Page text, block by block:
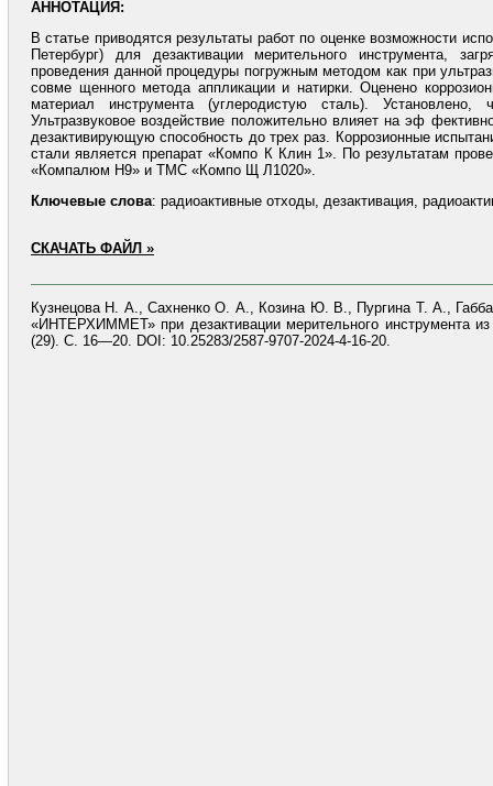
АННОТАЦИЯ:
В статье приводятся результаты работ по оценке возможности
Петербург) для дезактивации мерительного инструмента,
проведения данной процедуры погружным методом как при
совме щенного метода аппликации и натирки. Оценено
материал инструмента (углеродистую сталь).
Ультразвуковое воздействие положительно влияет на эф
дезактивирующую способность до трех раз. Коррозионные
стали является препарат «Компо К Клин 1». По результатам
«Компалюм Н9» и ТМС «Компо Щ Л1020».
Ключевые слова: радиоактивные отходы, дезактивация,
СКАЧАТЬ ФАЙЛ »
Кузнецова Н. А., Сахненко О. А., Козина Ю. В., Пургина Т. А.,
«ИНТЕРХИММЕТ» при дезактивации мерительного инструмента
(29). С. 16—20. DOI: 10.25283/2587-9707-2024-4-16-20.